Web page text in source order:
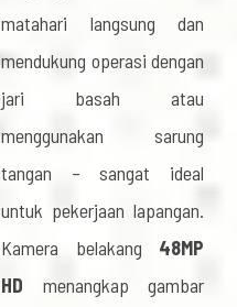
matahari langsung dan
mendukung operasi dengan
jari basah atau
menggunakan sarung
tangan – sangat ideal
untuk pekerjaan lapangan.
Kamera belakang 48MP
HD menangkap gambar